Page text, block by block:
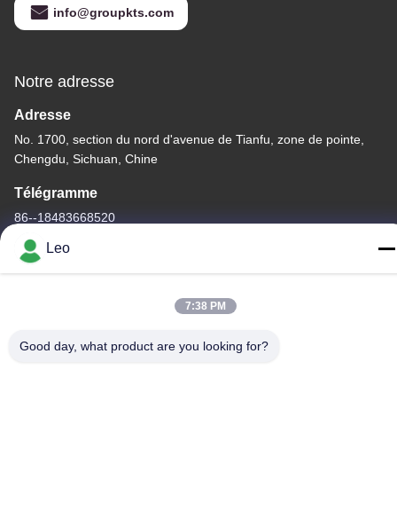
info@groupkts.com
Notre adresse
Adresse
No. 1700, section du nord d'avenue de Tianfu, zone de pointe,
Chengdu, Sichuan, Chine
Télégramme
86--18483668520
Chine Bonne qualité bavures rotatoires de carbure Le
Leo
7:38 PM
Good day, what product are you looking for?